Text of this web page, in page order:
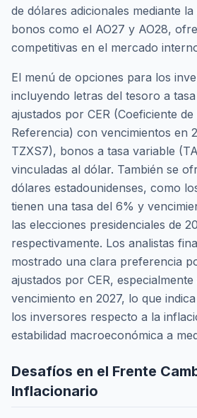
de dólares adicionales mediante
bonos como el AO27 y AO28,
competitivas en el mercado
El menú de opciones para los
incluyendo letras del tesoro a
ajustados por CER (Coeficiente
Referencia) con vencimientos en
TZXS7), bonos a tasa variable
vinculadas al dólar. También se
dólares estadounidenses, como
tienen una tasa del 6% y
las elecciones presidenciales de
respectivamente. Los analistas
mostrado una clara preferencia
ajustados por CER,
vencimiento en 2027, lo que
los inversores respecto a la
estabilidad macroeconómica a
Desafíos en el Frente
Inflacionario